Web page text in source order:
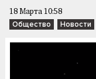
18 Марта 10:58
Общество Новости